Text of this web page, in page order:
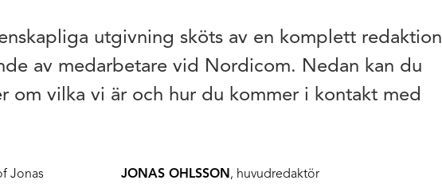
utgivning sköts av en komplett redaktion
av medarbetare vid Nordicom. Nedan kan du
om vilka vi är och hur du kommer i kontakt med
JONAS OHLSSON , huvudredaktör